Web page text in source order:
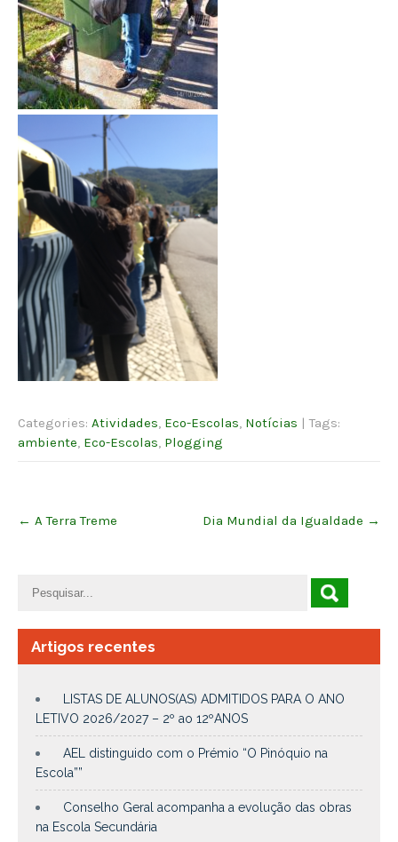
Categories: Atividades Eco-Escolas Notícias | Tags:
ambiente Eco-Escolas Plogging
navigation
← A Terra Treme Dia Mundial da Igualdade →
Artigos recentes
LISTAS DE ALUNOS(AS) ADMITIDOS PARA O ANO
LETIVO 2026/2027 – 2º ao 12ºANOS
AEL distinguido com o Prémio “O Pinóquio na
Escola””
Conselho Geral acompanha a evolução das obras
na Escola Secundária